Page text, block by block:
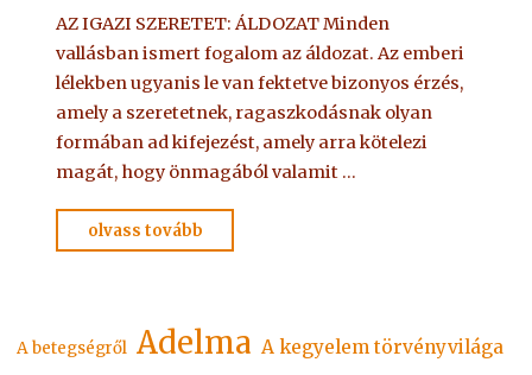
AZ IGAZI SZERETET: ÁLDOZAT Minden
vallásban ismert fogalom az áldozat. Az emberi
lélekben ugyanis le van fektetve bizonyos érzés,
amely a szeretetnek, ragaszkodásnak olyan
formában ad kifejezést, amely arra kötelezi
magát, hogy önmagából valamit …
olvass tovább
SPIRITIZMUS
igazi
A betegségről Adelma A kegyelem törvényvilága